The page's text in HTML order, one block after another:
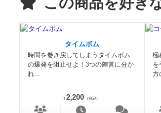
タイムボム
時間を巻き戻してしまうタイムボム
の爆発を阻止せよ！3つの陣営に分か
れ...
¥ 2,200 （税込）
極
を
方